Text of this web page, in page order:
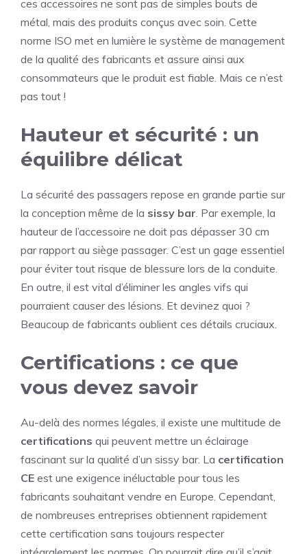
ces accessoires ne sont pas de simples bouts de
métal, mais des produits conçus avec soin. Cette
norme ISO met en lumière le système de management
de la qualité des fabricants et assure ainsi aux
consommateurs que le produit est fiable. Mais ce n’est
pas tout !
Hauteur et sécurité : un
équilibre délicat
La sécurité des passagers repose en grande partie sur
la conception même de la sissy bar . Par exemple, la
hauteur de l’accessoire ne doit pas dépasser 30 cm
par rapport au siège passager. C’est un gage essentiel
pour éviter tout risque de blessure lors de la conduite.
En outre, il est vital d’éliminer les angles vifs qui
pourraient causer des lésions. Et devinez quoi ?
Beaucoup de fabricants oublient ces détails cruciaux.
Certifications : ce que
vous devez savoir
Au-delà des normes légales, il existe une multitude de
certifications qui peuvent mettre un éclairage
fascinant sur la qualité d’un sissy bar. La certification
CE est une exigence inéluctable pour tous les
fabricants souhaitant vendre en Europe. Cependant,
de nombreuses entreprises obtiennent rapidement
cette certification sans toujours respecter